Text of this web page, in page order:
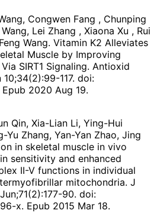
Congwen Fang , Chunping
Lei Zhang , Xiaona Xu , Rui
Wang. Vitamin K2 Alleviates
Muscle by Improving
SIRT1 Signaling. Antioxid
117. doi:
2020 Aug 19.
Qin, Xia-Lian Li, Ying-Hui
Yu Zhang, Yan-Yan Zhao, Jing
in skeletal muscle in vivo
sensitivity and enhanced
II-V functions in individual
mitochondria. J
90. doi:
x. Epub 2015 Mar 18.